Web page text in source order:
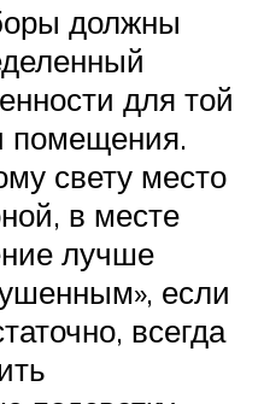
должны
для той
помещения.
свету место
в месте
лучше
если
всегда